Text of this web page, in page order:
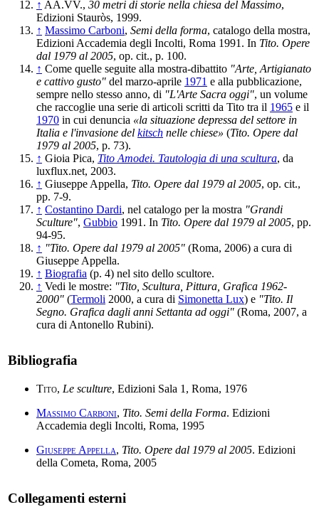
↑ AA.VV., 30 metri di storie nella chiesa del Massimo,
Edizioni Stauròs, 1999.
↑ Massimo Carboni, Semi della forma, catalogo della mostra,
Edizioni Accademia degli Incolti, Roma 1991. In Tito. Opere
dal 1979 al 2005, op. cit., p. 100.
↑ Come quelle seguite alla mostra-dibattito "Arte, Artigianato
e cattivo gusto" del marzo-aprile 1971 e alla pubblicazione,
sempre nello stesso anno, di "L'Arte Sacra oggi", un volume
che raccoglie una serie di articoli scritti da Tito tra il 1965 e il
1970 in cui denuncia «la situazione depressa del settore in
Italia e l'invasione del kitsch nelle chiese» (Tito. Opere dal
1979 al 2005, p. 73).
↑ Gioia Pica, Tito Amodei. Tautologia di una scultura, da
luxflux.net, 2003.
↑ Giuseppe Appella, Tito. Opere dal 1979 al 2005, op. cit.,
pp. 7-9.
↑ Costantino Dardi, nel catalogo per la mostra "Grandi
Sculture", Gubbio 1991. In Tito. Opere dal 1979 al 2005, pp.
94-95.
↑ "Tito. Opere dal 1979 al 2005" (Roma, 2006) a cura di
Giuseppe Appella.
↑ Biografia (p. 4) nel sito dello scultore.
↑ Vedi le mostre: "Tito, Scultura, Pittura, Grafica 1962-
2000" (Termoli 2000, a cura di Simonetta Lux) e "Tito. Il
Segno. Grafica dagli anni Settanta ad oggi" (Roma, 2007, a
cura di Antonello Rubini).
Bibliografia
Tito, Le sculture, Edizioni Sala 1, Roma, 1976
Massimo Carboni, Tito. Semi della Forma. Edizioni
Accademia degli Incolti, Roma, 1995
Giuseppe Appella, Tito. Opere dal 1979 al 2005. Edizioni
della Cometa, Roma, 2005
Collegamenti esterni